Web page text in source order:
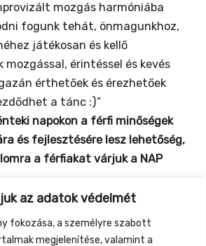
az adatok védelmét
fokozása, a személyre szabott
megjelenítése, valamint a
mozgás harmóniába
fogunk tehát, önmagunkhoz,
játékosan és kellő
mozgással, érintéssel és kevés
érthetőek és érezhetőek
a tánc :)”
napokon a férfi minőségek
és fejlesztésére lesz lehetőség,
a férfiakat várjuk a NAP
a vezetés-követés technikáján
önmagunkhoz és a
szeretettel várunk